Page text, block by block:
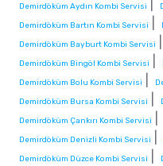
Demirdöküm Aydın Kombi Servisi
Demirdöküm Bartın Kombi Servisi
Demirdöküm Bayburt Kombi Servisi
Demirdöküm Bingöl Kombi Servisi
Demirdöküm Bolu Kombi Servisi
Demirdöküm Bursa Kombi Servisi
Demirdöküm Çankırı Kombi Servisi
Demirdöküm Denizli Kombi Servisi
Demirdöküm Düzce Kombi Servisi